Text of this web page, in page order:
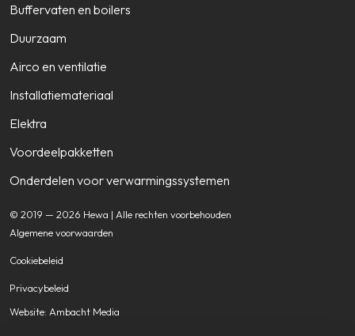
Buffervaten en boilers
Duurzaam
Airco en ventilatie
Installatiemateriaal
Elektra
Voordeelpakketten
Onderdelen voor verwarmingssystemen
© 2019 — 2026 Hewa | Alle rechten voorbehouden
Algemene voorwaarden
Cookiebeleid
Privacybeleid
Website: Ambacht Media